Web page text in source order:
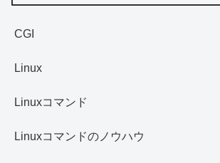
CGI
Linux
Linuxコマンド
Linuxコマンドのノウハウ